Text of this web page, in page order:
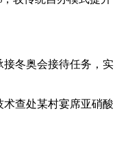
冬奥会接待任务，实
查处某村宴席亚硝酸